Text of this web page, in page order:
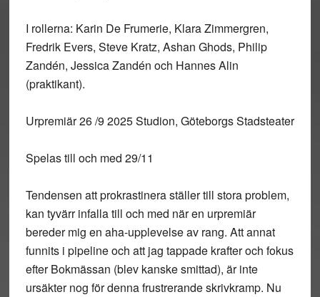
I rollerna: Karin De Frumerie, Klara Zimmergren,
Fredrik Evers, Steve Kratz, Ashan Ghods, Philip
Zandén, Jessica Zandén och Hannes Alin
(praktikant).
Urpremiär 26 /9 2025 Studion, Göteborgs Stadsteater
Spelas till och med 29/11
Tendensen att prokrastinera ställer till stora problem,
kan tyvärr infalla till och med när en urpremiär
bereder mig en aha-upplevelse av rang. Att annat
funnits i pipeline och att jag tappade krafter och fokus
efter Bokmässan (blev kanske smittad), är inte
ursäkter nog för denna frustrerande skrivkramp. Nu